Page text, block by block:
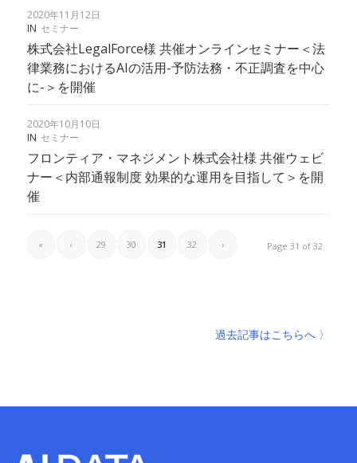
2020年11月12日
IN セミナー
株式会社LegalForce様 共催オンラインセミナー＜法
律業務におけるAIの活用-予防法務・不正調査を中心
に-＞を開催
2020年10月10日
IN セミナー
フロンティア・マネジメント株式会社様 共催ウェビ
ナー＜内部通報制度 効果的な運用を目指して＞を開
催
Page 31 of 32
« ‹ 29 30 31 32 ›
過去記事はこちらへ 〉